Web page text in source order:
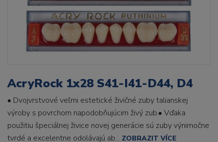
AcryRock 1x28 S41-I41-D44, D4
• Dvojvrstvové veľmi estetické živičné zuby talianskej
výroby s povrchom napodobňujúcim živý zub.• Vďaka
použitiu špeciálnej živice novej generácie sú zuby výnimočne
tvrdé a excelentne odolávajú ab... ZOBRAZIT VÍCE